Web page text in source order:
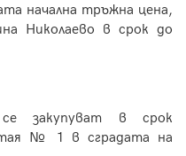
начална тръжна цена,
Николаево в срок до
закупуват в срок
№ 1 в сградата на